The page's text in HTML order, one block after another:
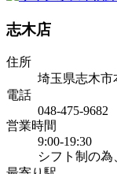
志木店
住所
埼玉県志木市
電話
048-475-9682
営業時間
9:00-19:30
シフト制の為